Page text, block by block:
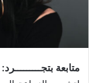
متابعة بتجـــــــــرد: